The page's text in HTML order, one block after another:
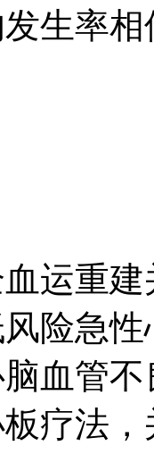
生率
运重
险急
血管
疗法